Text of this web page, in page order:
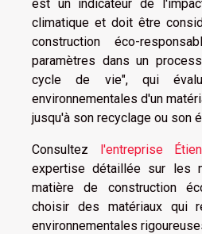
est un indicateur de
climatique et doit être
construction éco-
paramètres dans un
cycle de vie", qui
environnementales d'un
jusqu'à son recyclage ou son
Consultez l'entreprise
expertise détaillée sur les
matière de construction
choisir des matériaux qui
environnementales